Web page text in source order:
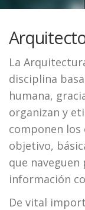
La
disciplina
humana,
organizan y
componen los
objetivo,
que
información
De vital